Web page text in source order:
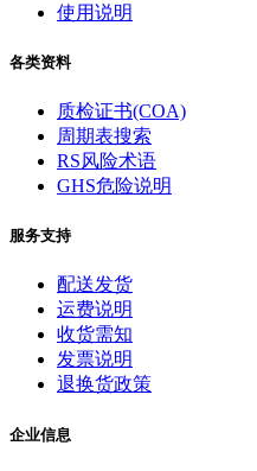
使用说明
各类资料
质检证书(COA)
周期表搜索
RS风险术语
GHS危险说明
服务支持
配送发货
运费说明
收货需知
发票说明
退换货政策
企业信息